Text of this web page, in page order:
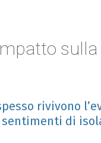
rivivono
sentimenti di